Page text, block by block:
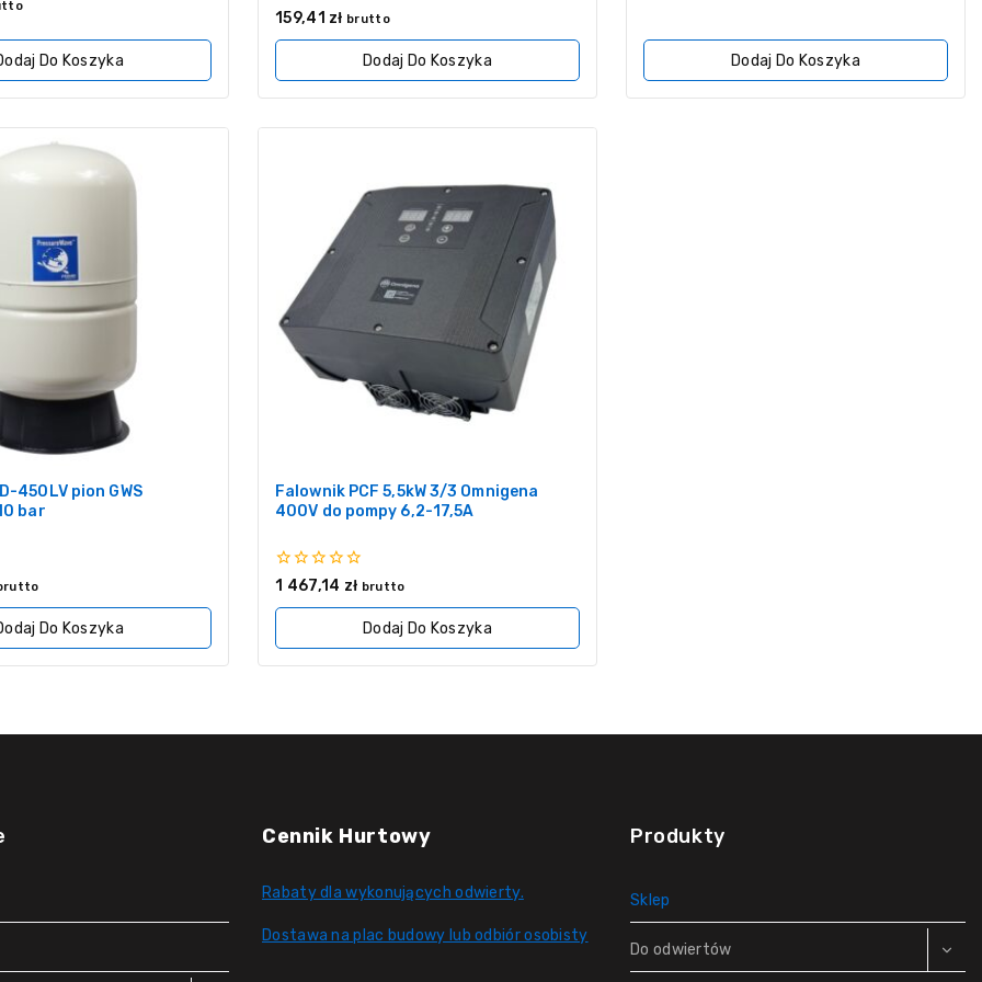
Do Koszyka
0
5
159,41 zł brutto
Dodaj Do Koszyka Dodaj Do Koszyka
450LV pion GWS
bar
Do Koszyka
Falownik PCF 5,5kW 3/3 Omnigena
400V do pompy 6,2-17,5A
0
5
1 467,14 zł brutto
Dodaj Do Koszyka
Cennik Hurtowy
Rabaty dla wykonujących odwierty.
Dostawa na plac budowy lub odbiór osobisty
Produkty
Sklep
Do odwiertów